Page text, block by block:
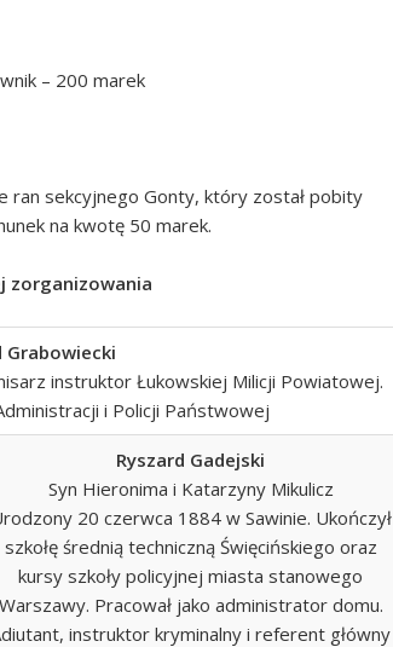
– 200 marek
ran sekcyjnego Gonty, który został pobity
na kwotę 50 marek.
zorganizowania
Grabowiecki
instruktor Łukowskiej Milicji Powiatowej.
i Policji Państwowej
Ryszard Gadejski
Syn Hieronima i Katarzyny Mikulicz
20 czerwca 1884 w Sawinie. Ukończył
szkołę średnią techniczną Święcińskiego oraz
kursy szkoły policyjnej miasta stanowego
Warszawy. Pracował jako administrator domu.
instruktor kryminalny i referent główny